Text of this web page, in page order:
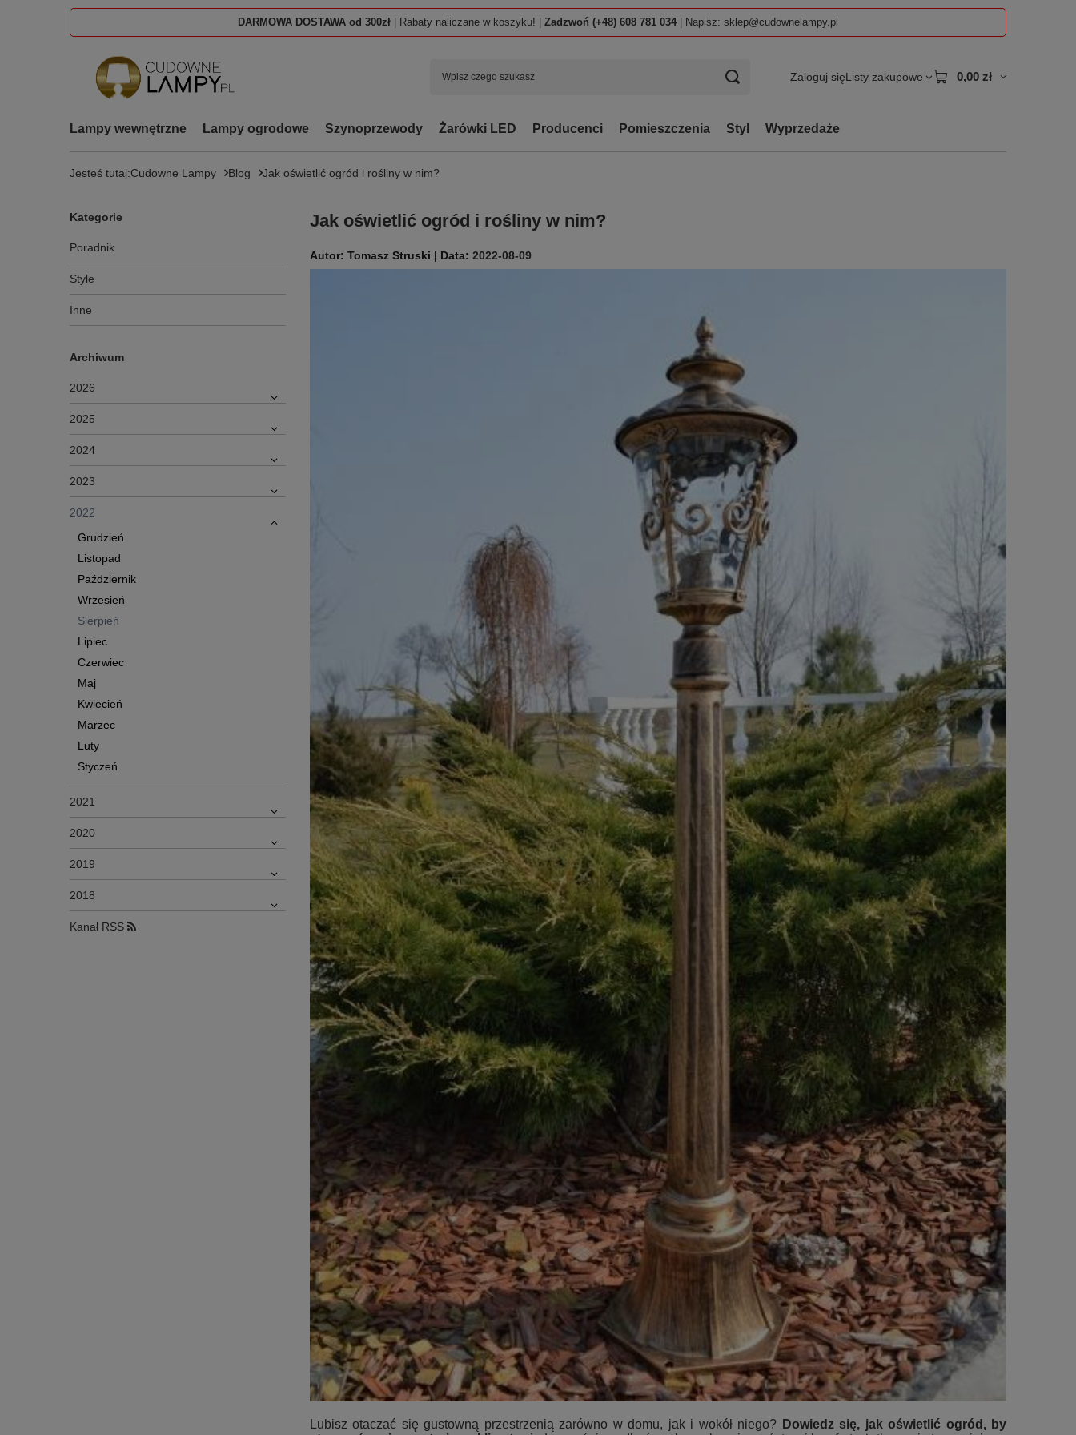
DARMOWA DOSTAWA od 300zł | Rabaty naliczane w koszyku! | Zadzwoń (+48) 608 781 034 | Napisz: sklep@cudownelampy.pl
Zaloguj sięListy zakupowe 0,00 zł
Lampy wewnętrzne Lampy ogrodowe Szynoprzewody Żarówki LED Producenci Pomieszczenia Styl Wyprzedaże
Jesteś tutaj:Cudowne Lampy Blog Jak oświetlić ogród i rośliny w nim?
Kategorie
Poradnik
Style
Inne
Archiwum
2026
2025
2024
2023
2022
Grudzień
Listopad
Październik
Wrzesień
Sierpień
Lipiec
Czerwiec
Maj
Kwiecień
Marzec
Luty
Styczeń
2021
2020
2019
2018
Kanał RSS
Jak oświetlić ogród i rośliny w nim?
2022-08-09
Lubisz otaczać się gustowną przestrzenią zarówno w domu, jak i wokół niego? Dowiedz się, jak oświetlić ogród, by